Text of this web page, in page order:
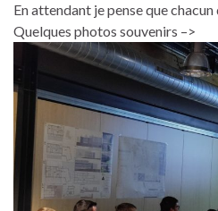
En attendant je pense que
Quelques photos souvenirs –>